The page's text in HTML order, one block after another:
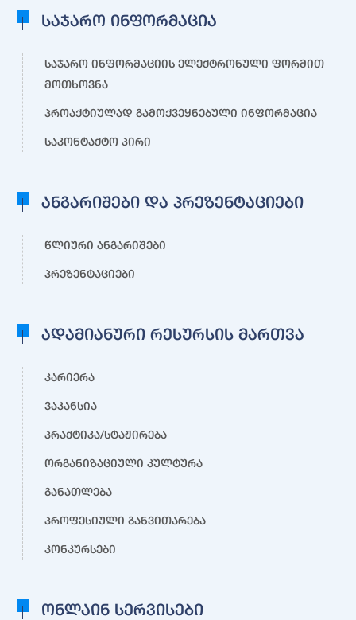
საჯარო ინფორმაცია
საჯარო ინფორმაციის ელექტრონული ფორმით
მოთხოვნა
პროაქტიულად გამოქვეყნებული ინფორმაცია
საკონტაქტო პირი
ანგარიშები და პრეზენტაციები
წლიური ანგარიშები
პრეზენტაციები
ადამიანური რესურსის მართვა
კარიერა
ვაკანსია
პრაქტიკა/სტაჟირება
ორგანიზაციული კულტურა
განათლება
პროფესიული განვითარება
კონკურსები
ონლაინ სერვისები